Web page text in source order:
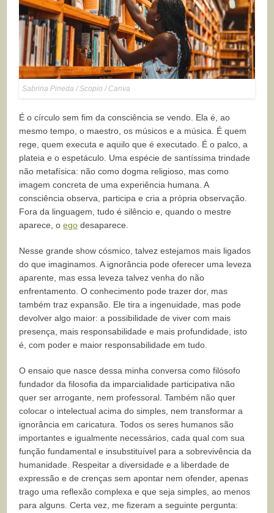
Sabrina Pineda / Scopio / Canva
É o círculo sem fim da consciência se vendo. Ela é, ao
mesmo tempo, o maestro, os músicos e a música. É quem
rege, quem executa e aquilo que é executado. É o palco, a
plateia e o espetáculo. Uma espécie de santíssima trindade
não metafísica: não como dogma religioso, mas como
imagem concreta de uma experiência humana. A
consciência observa, participa e cria a própria observação.
Fora da linguagem, tudo é silêncio e, quando o mestre
aparece, oego desaparece.
Nesse grande show cósmico, talvez estejamos mais ligados
do que imaginamos. A ignorância pode oferecer uma leveza
aparente, mas essa leveza talvez venha do não
enfrentamento. O conhecimento pode trazer dor, mas
também traz expansão. Ele tira a ingenuidade, mas pode
devolver algo maior: a possibilidade de viver com mais
presença, mais responsabilidade e mais profundidade, isto
é, com poder e maior responsabilidade em tudo.
O ensaio que nasce dessa minha conversa como filósofo
fundador da filosofia da imparcialidade participativa não
quer ser arrogante, nem professoral. Também não quer
colocar o intelectual acima do simples, nem transformar a
ignorância em caricatura. Todos os seres humanos são
importantes e igualmente necessários, cada qual com sua
função fundamental e insubstituível para a sobrevivência da
humanidade. Respeitar a diversidade e a liberdade de
expressão e de crenças sem apontar nem ofender, apenas
trago uma reflexão complexa e que seja simples, ao menos
para alguns. Certa vez, me fizeram a seguinte pergunta: